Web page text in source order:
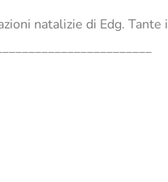
natalizie di Edg.